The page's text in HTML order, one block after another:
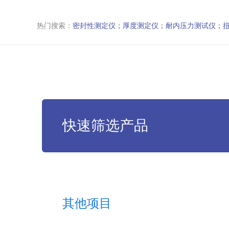
热门搜索： 密封性测定仪；厚度测定仪；耐内压力测试仪；
快速筛选产品
其他项目